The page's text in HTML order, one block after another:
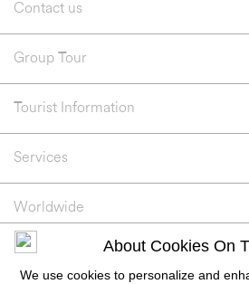
Contact us
Group Tour
Tourist Information
Services
Worldwide
By continuing past this page and/or using this site, you
About Cookies On
We use cookies to personalize and